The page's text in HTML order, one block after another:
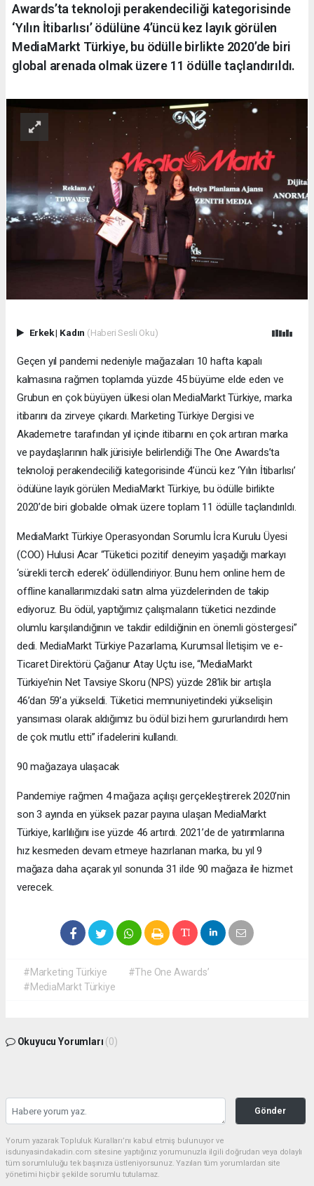
Awards’ta teknoloji perakendeciliği kategorisinde
‘Yılın İtibarlısı’ ödülüne 4’üncü kez layık görülen
MediaMarkt Türkiye, bu ödülle birlikte 2020’de biri
global arenada olmak üzere 11 ödülle taçlandırıldı.
Erkek| Kadın (Haberi Sesli Oku)
Geçen yıl pandemi nedeniyle mağazaları 10 hafta kapalı
kalmasına rağmen toplamda yüzde 45 büyüme elde eden ve
Grubun en çok büyüyen ülkesi olan MediaMarkt Türkiye, marka
itibarını da zirveye çıkardı. Marketing Türkiye Dergisi ve
Akademetre tarafından yıl içinde itibarını en çok artıran marka
ve paydaşlarının halk jürisiyle belirlendiği The One Awards’ta
teknoloji perakendeciliği kategorisinde 4’üncü kez ‘Yılın İtibarlısı’
ödülüne layık görülen MediaMarkt Türkiye, bu ödülle birlikte
2020’de biri globalde olmak üzere toplam 11 ödülle taçlandırıldı.
MediaMarkt Türkiye Operasyondan Sorumlu İcra Kurulu Üyesi
(COO) Hulusi Acar “Tüketici pozitif deneyim yaşadığı markayı
‘sürekli tercih ederek’ ödüllendiriyor. Bunu hem online hem de
offline kanallarımızdaki satın alma yüzdelerinden de takip
ediyoruz. Bu ödül, yaptığımız çalışmaların tüketici nezdinde
olumlu karşılandığının ve takdir edildiğinin en önemli göstergesi”
dedi. MediaMarkt Türkiye Pazarlama, Kurumsal İletişim ve e-
Ticaret Direktörü Çağanur Atay Uçtu ise, “MediaMarkt
Türkiye’nin Net Tavsiye Skoru (NPS) yüzde 28’lik bir artışla
46’dan 59’a yükseldi. Tüketici memnuniyetindeki yükselişin
yansıması olarak aldığımız bu ödül bizi hem gururlandırdı hem
de çok mutlu etti” ifadelerini kullandı.
90 mağazaya ulaşacak
Pandemiye rağmen 4 mağaza açılışı gerçekleştirerek 2020’nin
son 3 ayında en yüksek pazar payına ulaşan MediaMarkt
Türkiye, karlılığını ise yüzde 46 artırdı. 2021’de de yatırımlarına
hız kesmeden devam etmeye hazırlanan marka, bu yıl 9
mağaza daha açarak yıl sonunda 31 ilde 90 mağaza ile hizmet
verecek.
#Marketing Türkiye
#The One Awards’
#MediaMarkt Türkiye
Okuyucu Yorumları (0)
Gönder
Yorum yazarak Topluluk Kuralları’nı kabul etmiş bulunuyor ve
isdunyasindakadin.com sitesine yaptığınız yorumunuzla ilgili doğrudan veya dolaylı
tüm sorumluluğu tek başınıza üstleniyorsunuz. Yazılan tüm yorumlardan site
yönetimi hiçbir şekilde sorumlu tutulamaz.